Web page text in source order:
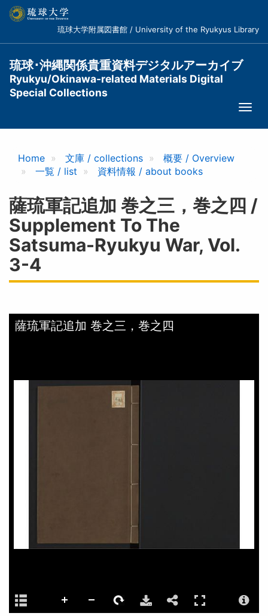
コ
琉球大学附属図書館 / University of the Ryukyus Library
琉球･沖縄関係貴重資料デジタルアーカイブ
Ryukyu/Okinawa-related Materials Digital
Special Collections
Home 文庫 / collections
概要 / Overview
一覧 / list
資料情報 / about books
薩琉軍記追加 巻之三，巻之四 /
Supplement To The
Satsuma-Ryukyu War, Vol.
3-4